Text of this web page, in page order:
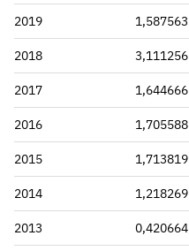
2019 1,587563
2018 3,111256
2017 1,644666
2016 1,705588
2015 1,713819
2014 1,218269
2013 0,420664